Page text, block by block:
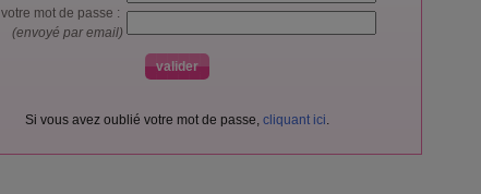
votre mot de passe :
(envoyé par email)
Si vous avez oublié votre mot de passe, cliquant ici.